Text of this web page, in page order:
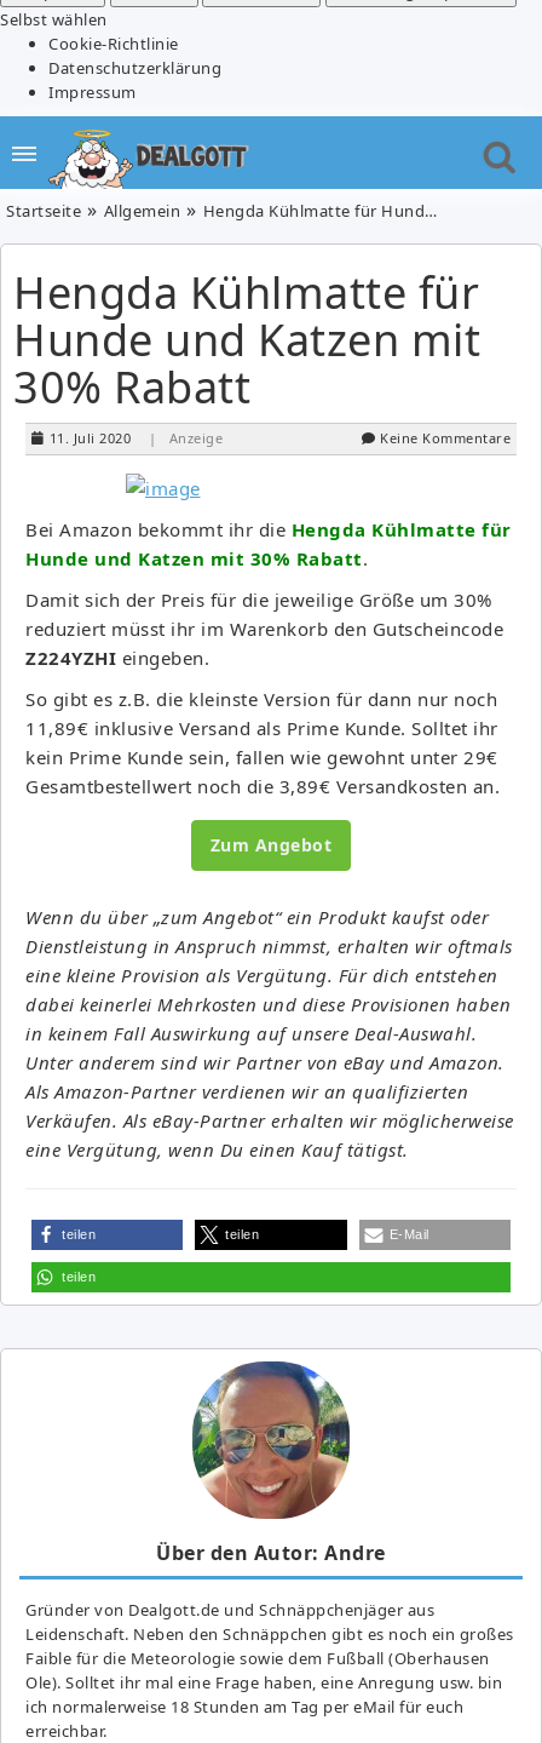
Selbst wählen
Cookie-Richtlinie
Datenschutzerklärung
Impressum
Startseite Allgemein Hengda Kühlmatte für Hunde und Katzen mit 30% Rabatt
Hengda Kühlmatte für
Hunde und Katzen mit
30% Rabatt
11. Juli 2020 | Anzeige Keine Kommentare
Bei Amazon bekommt ihr die Hengda Kühlmatte für
Hunde und Katzen mit 30% Rabatt.
Damit sich der Preis für die jeweilige Größe um 30%
reduziert müsst ihr im Warenkorb den Gutscheincode
Z224YZHI eingeben.
So gibt es z.B. die kleinste Version für dann nur noch
11,89€ inklusive Versand als Prime Kunde. Solltet ihr
kein Prime Kunde sein, fallen wie gewohnt unter 29€
Gesamtbestellwert noch die 3,89€ Versandkosten an.
Zum Angebot
Wenn du über „zum Angebot“ ein Produkt kaufst oder
Dienstleistung in Anspruch nimmst, erhalten wir oftmals
eine kleine Provision als Vergütung. Für dich entstehen
dabei keinerlei Mehrkosten und diese Provisionen haben
in keinem Fall Auswirkung auf unsere Deal-Auswahl.
Unter anderem sind wir Partner von eBay und Amazon.
Als Amazon-Partner verdienen wir an qualifizierten
Verkäufen. Als eBay-Partner erhalten wir möglicherweise
eine Vergütung, wenn Du einen Kauf tätigst.
teilen teilen E-Mail
teilen
Über den Autor: Andre
Gründer von Dealgott.de und Schnäppchenjäger aus
Leidenschaft. Neben den Schnäppchen gibt es noch ein großes
Fai­ble für die Meteorologie sowie dem Fußball (Oberhausen
Ole). Solltet ihr mal eine Frage haben, eine Anregung usw. bin
ich normalerweise 18 Stunden am Tag per eMail für euch
erreichbar.